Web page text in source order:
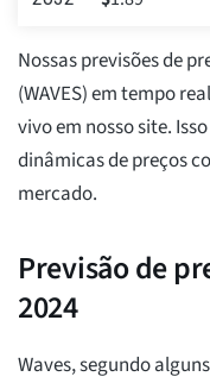
Nossas previsões de
(WAVES) em tempo
vivo em nosso site.
dinâmicas de preços
mercado.
Previsão de
2024
Waves, segundo